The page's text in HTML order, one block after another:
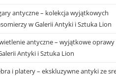
antyczne – kolekcja wyjątkowych
w Galerii Antyki i Sztuka Lion
antyczne – wyjątkowe
Antyki i Sztuka Lion
i platery – ekskluzywne antyki ze